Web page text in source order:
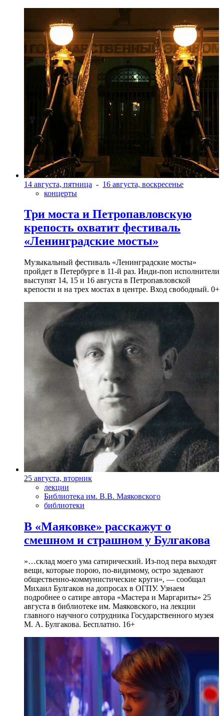
14 августа, пятница - 16 августа, воскресенье
концерты
Три моста и Петропавловскую
крепость охватит фестиваль
«Ленинградские мосты»
Музыкальный фестиваль «Ленинградские мосты»
пройдет в Петербурге в 11-й раз. Инди-поп исполнители
выступят 14, 15 и 16 августа в Петропавловской
крепости и на трех мостах в центре. Вход свободный. 0+
25 августа, вторник
лекции
Библиотека им. В.В. Маяковского
библиотеки
В «Маяковке» расскажут о
смешном и страшном у Булгакова
»…склад моего ума сатирический. Из-под пера выходят
вещи, которые порою, по-видимому, остро задевают
общественно-коммунистические круги», — сообщал
Михаил Булгаков на допросах в ОГПУ. Узнаем
подробнее о сатире автора «Мастера и Маргариты» 25
августа в библиотеке им. Маяковского, на лекции
главного научного сотрудника Государственного музея
М. А. Булгакова. Бесплатно. 16+